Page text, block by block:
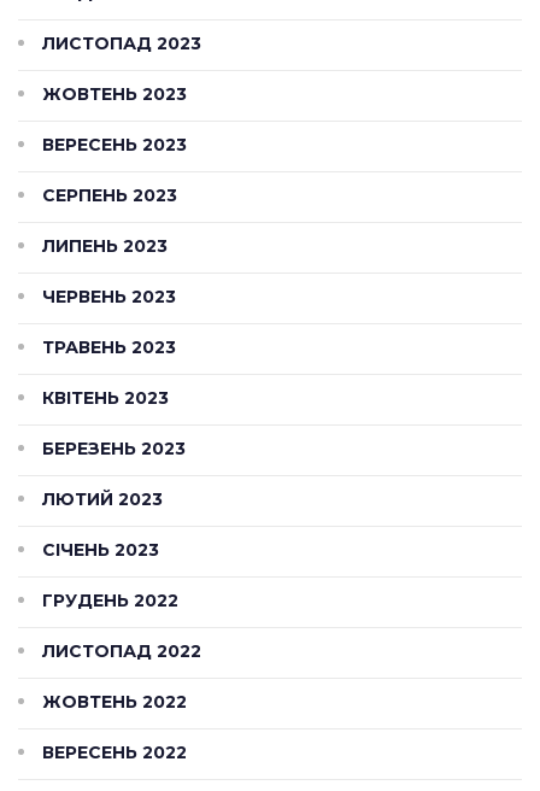
ЛИСТОПАД 2023
ЖОВТЕНЬ 2023
ВЕРЕСЕНЬ 2023
СЕРПЕНЬ 2023
ЛИПЕНЬ 2023
ЧЕРВЕНЬ 2023
ТРАВЕНЬ 2023
КВІТЕНЬ 2023
БЕРЕЗЕНЬ 2023
ЛЮТИЙ 2023
СІЧЕНЬ 2023
ГРУДЕНЬ 2022
ЛИСТОПАД 2022
ЖОВТЕНЬ 2022
ВЕРЕСЕНЬ 2022